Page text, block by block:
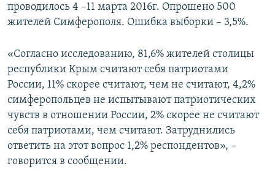
проводилось 4 –11 марта 2016г. Опрошено 500
жителей Симферополя. Ошибка выборки – 3,5%.
«Согласно исследованию, 81,6% жителей столицы
республики Крым считают себя патриотами
России, 11% скорее считают, чем не считают, 4,2%
симферопольцев не испытывают патриотических
чувств в отношении России, 2% скорее не считают
себя патриотами, чем считают. Затруднились
ответить на этот вопрос 1,2% респондентов», –
говорится в сообщении.